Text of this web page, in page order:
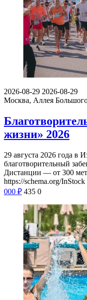
2026-08-29 2026-08-29
Москва, Аллея
жизни» 2026
29 августа 2026 года в
благотворительный
Дистанции — от 300
https://schema.org/InStock
000 ₽ 435 0